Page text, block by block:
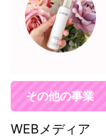
その他の事業
WEBメディア